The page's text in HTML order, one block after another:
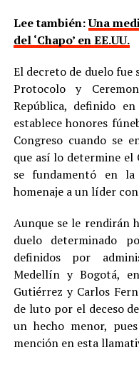
Lee también:Una
del ‘Chapo’ en EE.UU.
El decreto de duelo fue
Protocolo y
República, definido
establece honores
Congreso cuando se
que así lo determine el
se fundamentó en la
homenaje a un líder
Aunque se le rendirán
duelo determinado
definidos por
Medellín y Bogotá,
Gutiérrez y Carlos
de luto por el deceso
un hecho menor,
mención en esta